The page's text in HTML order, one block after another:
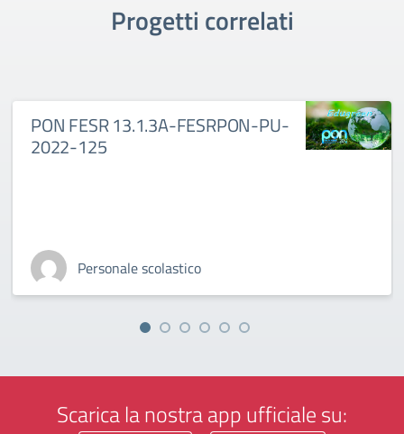
Progetti correlati
PON FESR 13.1.3A-FESRPON-PU-
2022-125
Personale scolastico
Scarica la nostra app ufficiale su: